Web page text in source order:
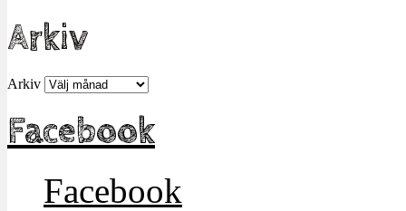
Arkiv
Arkiv
Facebook
Facebook